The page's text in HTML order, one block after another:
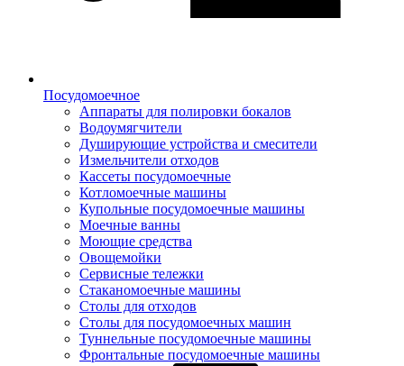
Посудомоечное
Аппараты для полировки бокалов
Водоумягчители
Душирующие устройства и смесители
Измельчители отходов
Кассеты посудомоечные
Котломоечные машины
Купольные посудомоечные машины
Моечные ванны
Моющие средства
Овощемойки
Сервисные тележки
Стаканомоечные машины
Столы для отходов
Столы для посудомоечных машин
Туннельные посудомоечные машины
Фронтальные посудомоечные машины